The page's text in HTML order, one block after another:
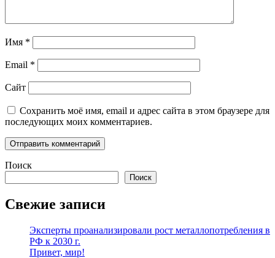
Имя *
Email *
Сайт
Сохранить моё имя, email и адрес сайта в этом браузере для
последующих моих комментариев.
Поиск
Поиск
Свежие записи
Эксперты проанализировали рост металлопотребления в
РФ к 2030 г.
Привет, мир!